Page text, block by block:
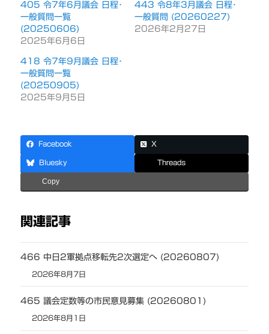
405 令7年6月議会 日程･
一般質問一覧
(20250606)
2025年6月6日
443 令8年3月議会 日程･
一般質問 (20260227)
2026年2月27日
418 令7年9月議会 日程･
一般質問一覧
(20250905)
2025年9月5日
Facebook X
Bluesky Threads
Copy
関連記事
466 中日2軍拠点移転先2次選定へ (20260807)
2026年8月7日
465 議会定数等の市民意見募集 (20260801)
2026年8月1日